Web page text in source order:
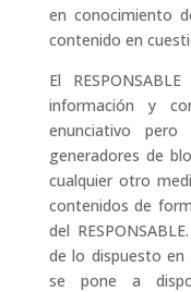
en conocimiento
contenido en
El
información y
enunciativo
generadores de
cualquier otro
contenidos de
del
de lo dispuesto en
se pone a